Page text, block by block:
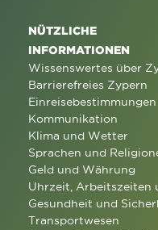
NÜTZLICHE
INFORMATIONEN
Wissenswertes über
Barrierefreies Zypern
Einreisebestimmungen
Kommunikation
Klima und Wetter
Sprachen und
Geld und Währung
Uhrzeit, Arbeitszeiten
Gesundheit und
Transportwesen